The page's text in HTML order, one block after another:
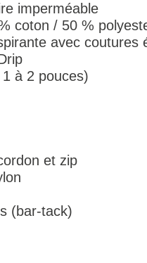
imperméable
coton / 50 %
avec coutures
à 2 pouces)
et zip
(bar-tack)